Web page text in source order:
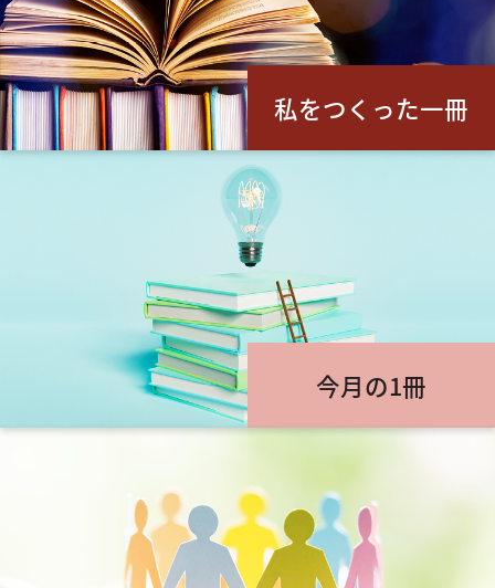
私をつくった一冊
今月の1冊